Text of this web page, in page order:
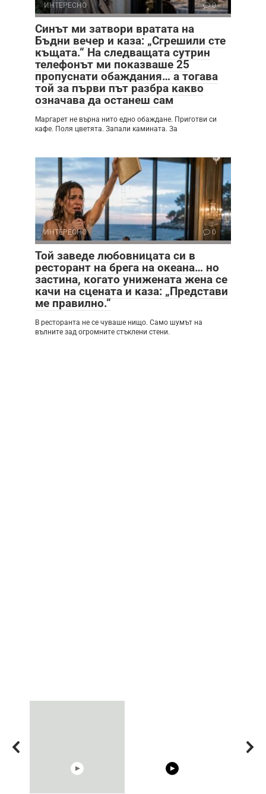
ИНТЕРЕСНО 0
Синът ми затвори вратата на
Бъдни вечер и каза: „Сгрешили сте
къщата.“ На следващата сутрин
телефонът ми показваше 25
пропуснати обаждания… а тогава
той за първи път разбра какво
означава да останеш сам
Маргарет не върна нито едно обаждане. Приготви си
кафе. Поля цветята. Запали камината. За
ИНТЕРЕСНО 0
Той заведе любовницата си в
ресторант на брега на океана… но
застина, когато унижената жена се
качи на сцената и каза: „Представи
ме правилно.“
В ресторанта не се чуваше нищо. Само шумът на
вълните зад огромните стъклени стени.